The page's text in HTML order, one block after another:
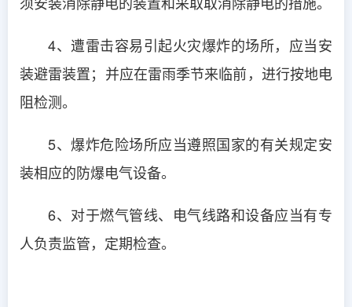
4、遭雷击容易引起火灾爆炸的场所，应当安
装避雷装置；并应在雷雨季节来临前，进行按地电
阻检测。
5、爆炸危险场所应当遵照国家的有关规定安
装相应的防爆电气设备。
6、对于燃气管线、电气线路和设备应当有专
人负责监管，定期检查。